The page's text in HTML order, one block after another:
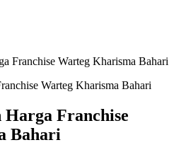
Franchise Warteg Kharisma Bahari
Franchise
Bahari